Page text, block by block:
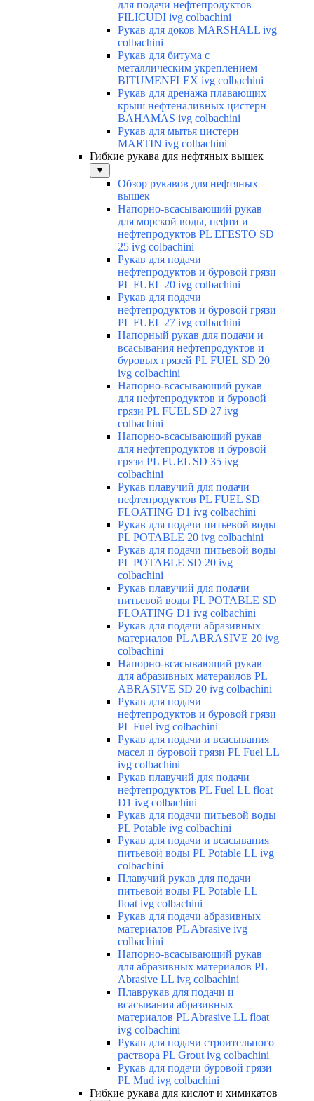
для подачи нефтепродуктов
FILICUDI ivg colbachini
Рукав для доков MARSHALL ivg
colbachini
Рукав для битума с
металлическим укреплением
BITUMENFLEX ivg colbachini
Рукав для дренажа плавающих
крыш нефтеналивных цистерн
BAHAMAS ivg colbachini
Рукав для мытья цистерн
MARTIN ivg colbachini
Гибкие рукава для нефтяных вышек
▼
Обзор рукавов для нефтяных
вышек
Напорно-всасывающий рукав
для морской воды, нефти и
нефтепродуктов PL EFESTO SD
25 ivg colbachini
Рукав для подачи
нефтепродуктов и буровой грязи
PL FUEL 20 ivg colbachini
Рукав для подачи
нефтепродуктов и буровой грязи
PL FUEL 27 ivg colbachini
Напорный рукав для подачи и
всасывания нефтепродуктов и
буровых грязей PL FUEL SD 20
ivg colbachini
Напорно-всасывающий рукав
для нефтепродуктов и буровой
грязи PL FUEL SD 27 ivg
colbachini
Напорно-всасывающий рукав
для нефтепродуктов и буровой
грязи PL FUEL SD 35 ivg
colbachini
Рукав плавучий для подачи
нефтепродуктов PL FUEL SD
FLOATING D1 ivg colbachini
Рукав для подачи питьевой воды
PL POTABLE 20 ivg colbachini
Рукав для подачи питьевой воды
PL POTABLE SD 20 ivg
colbachini
Рукав плавучий для подачи
питьевой воды PL POTABLE SD
FLOATING D1 ivg colbachini
Рукав для подачи абразивных
материалов PL ABRASIVE 20 ivg
colbachini
Напорно-всасывающий рукав
для абразивных матераилов PL
ABRASIVE SD 20 ivg colbachini
Рукав для подачи
нефтепродуктов и буровой грязи
PL Fuel ivg colbachini
Рукав для подачи и всасывания
масел и буровой грязи PL Fuel LL
ivg colbachini
Рукав плавучий для подачи
нефтепродуктов PL Fuel LL float
D1 ivg colbachini
Рукав для подачи питьевой воды
PL Potable ivg colbachini
Рукав для подачи и всасывания
питьевой воды PL Potable LL ivg
colbachini
Плавучий рукав для подачи
питьевой воды PL Potable LL
float ivg colbachini
Рукав для подачи абразивных
материалов PL Abrasive ivg
colbachini
Напорно-всасывающий рукав
для абразивных материалов PL
Abrasive LL ivg colbachini
Плаврукав для подачи и
всасывания абразивных
материалов PL Abrasive LL float
ivg colbachini
Рукав для подачи строительного
раствора PL Grout ivg colbachini
Рукав для подачи буровой грязи
PL Mud ivg colbachini
Гибкие рукава для кислот и химикатов